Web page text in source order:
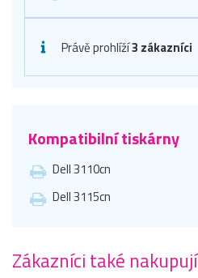
Právě prohlíží3 zákazníci
Kompatibilní tiskárny
Dell 3110cn
Dell 3115cn
Zákazníci také nakupují